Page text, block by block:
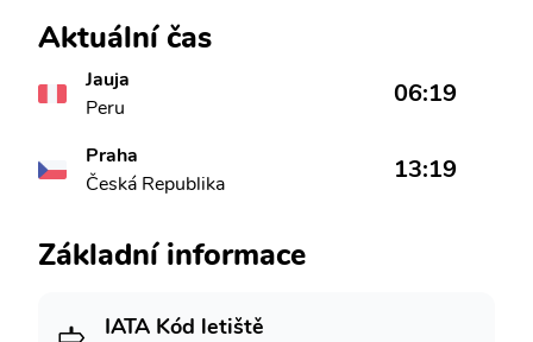
Aktuální čas
Jauja
Peru
06:19
Praha
Česká Republika
13:19
Základní informace
IATA Kód letiště